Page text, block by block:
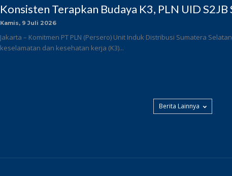
Konsisten Terapkan Budaya K3, PLN UID
Kamis, 9 Juli 2026
Jakarta – Komitmen PT PLN (Persero) Unit Induk Distribusi Sumatera
keselamatan dan kesehatan kerja (K3)...
Berita Lainnya